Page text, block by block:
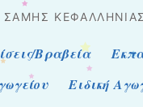
Βραβεία
Ειδική